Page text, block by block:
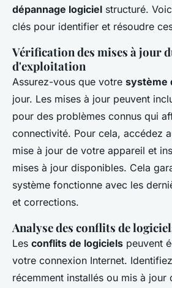
dépannage logiciel structuré.
clés pour identifier et résoudre
Vérification des mises à jour
d'exploitation
Assurez-vous que votre système
jour. Les mises à jour peuvent
pour des problèmes connus qui
connectivité. Pour cela, accédez
mise à jour de votre appareil et
mises à jour disponibles. Cela
système fonctionne avec les
et corrections.
Analyse des conflits de
Les conflits de logiciels peuvent
votre connexion Internet.
récemment installés ou mis à jour